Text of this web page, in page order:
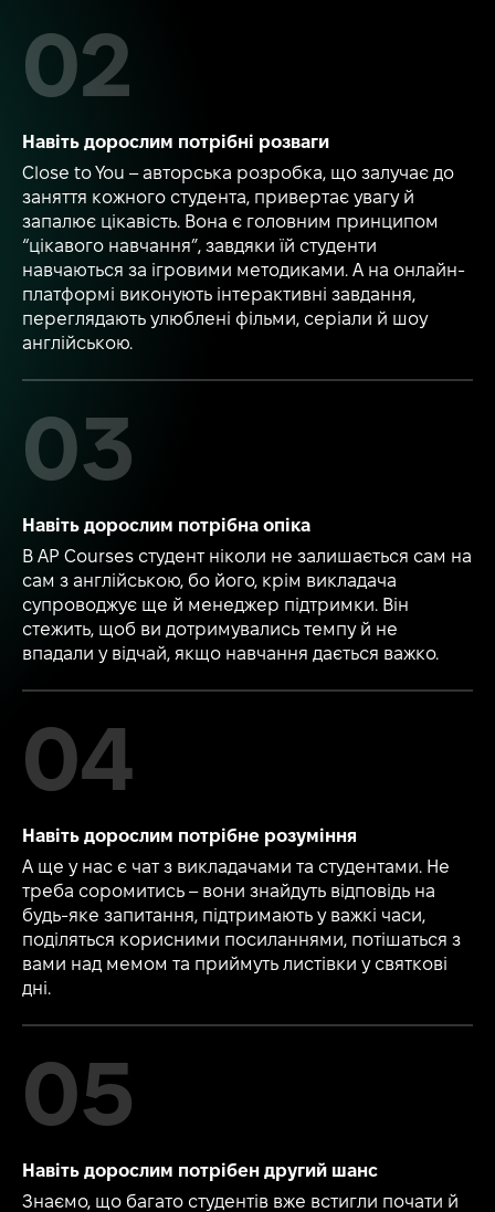
Навіть дорослим потрібні розваги
Close to You – авторська розробка, що залучає до
заняття кожного студента, привертає увагу й
запалює цікавість. Вона є головним принципом
“цікавого навчання”, завдяки їй студенти
навчаються за ігровими методиками. А на онлайн-
платформі виконують інтерактивні завдання,
переглядають улюблені фільми, серіали й шоу
англійською.
Навіть дорослим потрібна опіка
В AP Courses студент ніколи не залишається сам на
сам з англійською, бо його, крім викладача
супроводжує ще й менеджер підтримки. Він
стежить, щоб ви дотримувались темпу й не
впадали у відчай, якщо навчання дається важко.
Навіть дорослим потрібне розуміння
А ще у нас є чат з викладачами та студентами. Не
треба соромитись – вони знайдуть відповідь на
будь-яке запитання, підтримають у важкі часи,
поділяться корисними посиланнями, потішаться з
вами над мемом та приймуть листівки у святкові
дні.
Навіть дорослим потрібен другий шанс
Знаємо, що багато студентів вже встигли почати й